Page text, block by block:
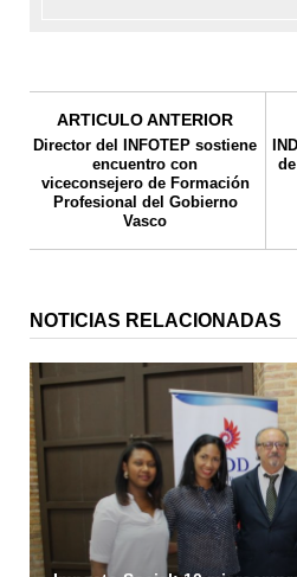
ARTICULO ANTERIOR
Director del INFOTEP sostiene
encuentro con
viceconsejero de Formación
Profesional del Gobierno
Vasco
NOTICIAS RELACIONADAS